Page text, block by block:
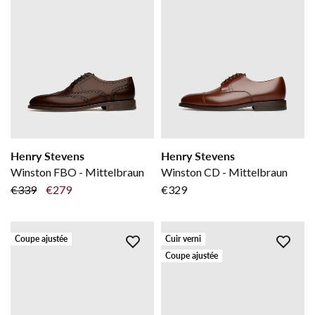
Henry Stevens
Winston FBO - Mittelbraun
€339
€279
Henry Stevens
Winston CD - Mittelbraun
€329
Coupe ajustée
Cuir verni
Coupe ajustée